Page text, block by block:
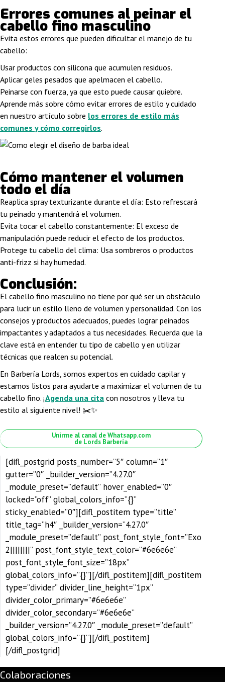
Errores comunes al peinar el
cabello fino masculino
Evita estos errores que pueden dificultar el manejo de tu
cabello:
Usar productos con silicona que acumulen residuos.
Aplicar geles pesados que apelmacen el cabello.
Peinarse con fuerza, ya que esto puede causar quiebre.
Aprende más sobre cómo evitar errores de estilo y cuidado
en nuestro artículo sobre los errores de estilo más
comunes y cómo corregirlos.
Cómo mantener el volumen
todo el día
Reaplica spray texturizante durante el día: Esto refrescará
tu peinado y mantendrá el volumen.
Evita tocar el cabello constantemente: El exceso de
manipulación puede reducir el efecto de los productos.
Protege tu cabello del clima: Usa sombreros o productos
anti-frizz si hay humedad.
Conclusión:
El cabello fino masculino no tiene por qué ser un obstáculo
para lucir un estilo lleno de volumen y personalidad. Con los
consejos y productos adecuados, puedes lograr peinados
impactantes y adaptados a tus necesidades. Recuerda que la
clave está en entender tu tipo de cabello y en utilizar
técnicas que realcen su potencial.
En Barbería Lords, somos expertos en cuidado capilar y
estamos listos para ayudarte a maximizar el volumen de tu
cabello fino. ¡Agenda una cita con nosotros y lleva tu
estilo al siguiente nivel! ✂️✨
Unirme al canal de Whatsapp.com
de Lords Barbería
[difl_postgrid posts_number=”5″ column=”1″
gutter=”0″ _builder_version=”4.27.0″
_module_preset=”default” hover_enabled=”0″
locked=”off” global_colors_info=”{}”
sticky_enabled=”0″][difl_postitem type=”title”
title_tag=”h4″ _builder_version=”4.27.0″
_module_preset=”default” post_font_style_font=”Exo
2||||||||” post_font_style_text_color=”#6e6e6e”
post_font_style_font_size=”18px”
global_colors_info=”{}”][/difl_postitem][difl_postitem
type=”divider” divider_line_height=”1px”
divider_color_primary=”#6e6e6e”
divider_color_secondary=”#6e6e6e”
_builder_version=”4.27.0″ _module_preset=”default”
global_colors_info=”{}”][/difl_postitem]
[/difl_postgrid]
Colaboraciones